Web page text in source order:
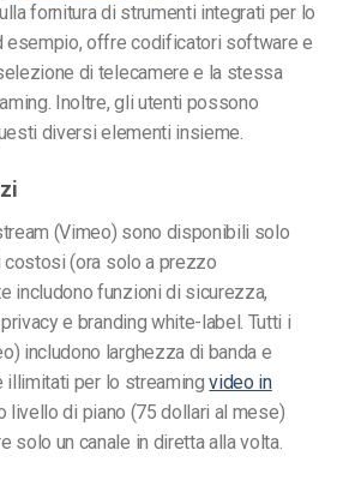
fornitura di strumenti integrati per lo
esempio, offre codificatori software e
di telecamere e la stessa
Inoltre, gli utenti possono
diversi elementi insieme.
(Vimeo) sono disponibili solo
costosi (ora solo a prezzo
includono funzioni di sicurezza,
e branding white-label. Tutti i
includono larghezza di banda e
illimitati per lo streamingvideo in
livello di piano (75 dollari al mese)
solo un canale in diretta alla volta.